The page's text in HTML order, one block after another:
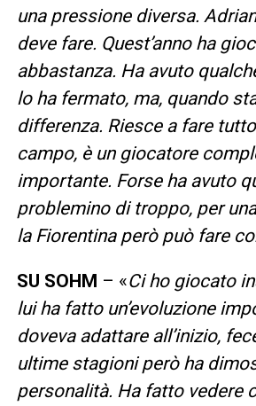
una pressione diversa.
deve fare. Quest’anno ha
abbastanza. Ha avuto
lo ha fermato, ma, quando
differenza. Riesce a fare
campo, è un giocatore
importante. Forse ha avuto
problemino di troppo, per
la Fiorentina però può fare
SU SOHM – «Ci ho giocato
lui ha fatto un’evoluzione
doveva adattare all’inizio,
ultime stagioni però ha
personalità. Ha fatto vedere